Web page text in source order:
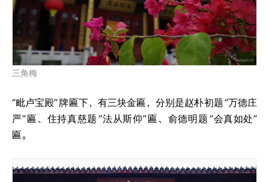
三角梅
“毗卢宝殿”牌匾下，有三块金匾，分别是赵朴初题“万德庄
严”匾、住持真慈题 “法从斯仰”匾、俞德明题 “会真如处”
匾。